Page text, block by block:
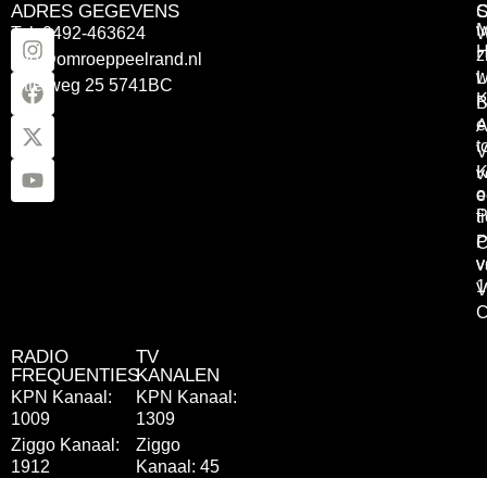
ADRES GEGEVENS
Tel: 0492-463624
info@omroeppeelrand.nl
Otterweg 25 5741BC
RADIO
FREQUENTIES
KPN Kanaal:
1009
Ziggo Kanaal:
1912
TV
KANALEN
KPN Kanaal:
1309
Ziggo
Kanaal: 45